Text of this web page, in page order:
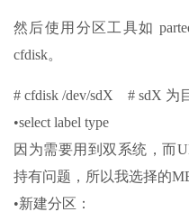
然后使用分区工具如
cfdisk。
# cfdisk /dev/sdX # sdX 为
•select label type
因为需要用到双系统，而
持有问题，所以我选择的
•新建分区：